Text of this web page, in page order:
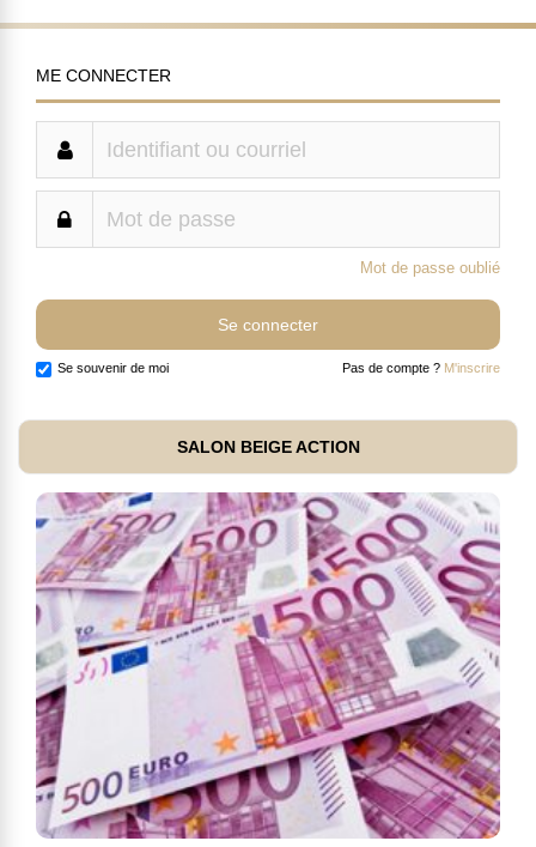
ME CONNECTER
Mot de passe oublié
Se souvenir de moi Pas de compte ? M'inscrire
SALON BEIGE ACTION